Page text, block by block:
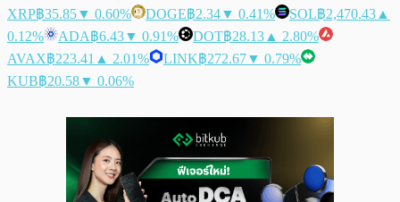
XRP฿35.85▼ 0.60% DOGE฿2.34▼ 0.41% SOL฿2,470.43 ▲
0.12%
ADA฿6.43▼ 0.91% DOT฿28.13 ▲ 2.80%
AVAX฿223.41 ▲ 2.01% LINK฿272.67▼ 0.79%
KUB฿20.58▼ 0.06%